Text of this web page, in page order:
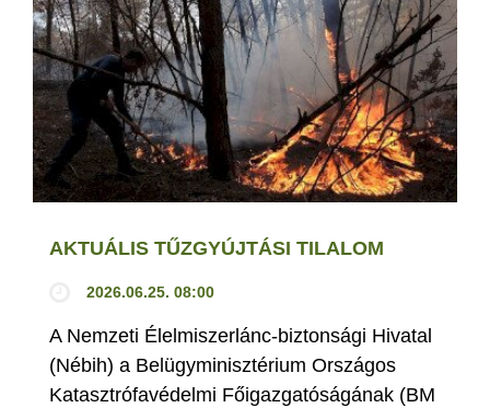
AKTUÁLIS TŰZGYÚJTÁSI TILALOM
2026.06.25. 08:00
A Nemzeti Élelmiszerlánc-biztonsági Hivatal
(Nébih) a Belügyminisztérium Országos
Katasztrófavédelmi Főigazgatóságának (BM